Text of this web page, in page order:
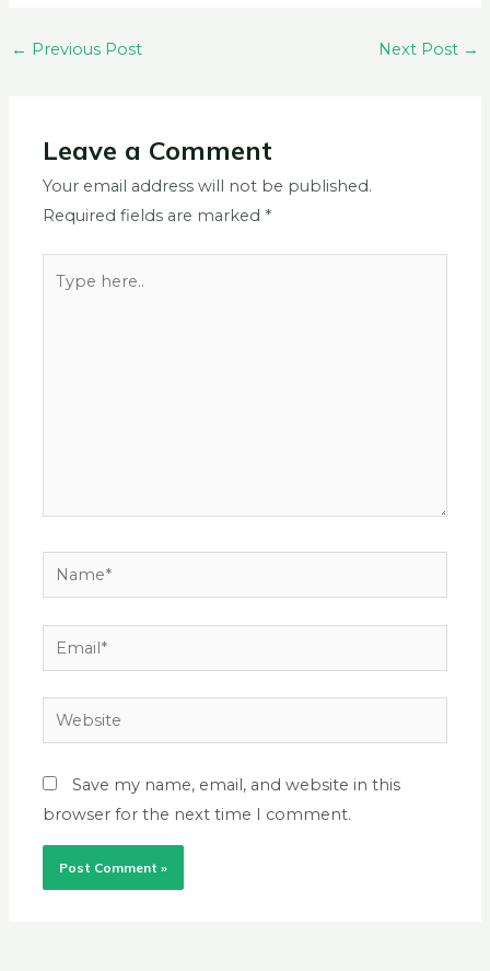
← Previous Post Next Post →
Leave a Comment
Your email address will not be published.
Required fields are marked *
Name*
Email*
Website
Save my name, email, and website in this
browser for the next time I comment.